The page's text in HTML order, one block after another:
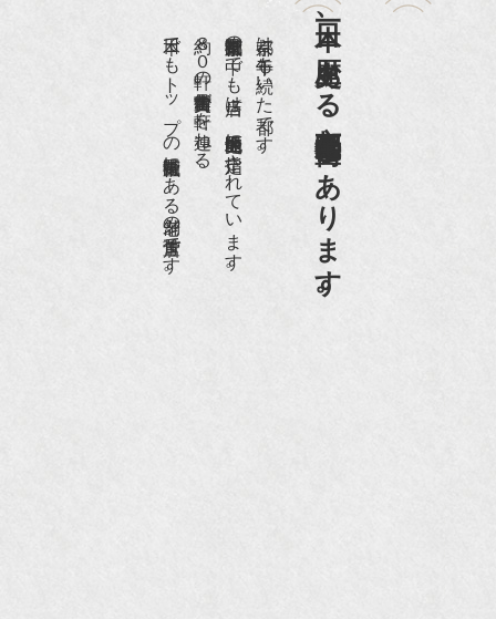
日本一、歴史ある
京都祇園骨董街にあります。
京都は千年も続いた都です。
京都祇園骨董街の中でも当店は、歴史的保全地区に指定されています。
約８０軒の古美術骨董商が軒を連ねる、
日本でもトップの祇園骨董街にある老舗の骨董店です。